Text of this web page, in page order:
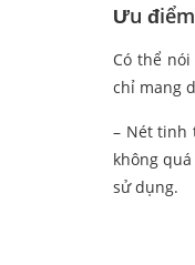
Ưu
Có thể
chỉ mang
– Nét tinh
không
sử dụng.